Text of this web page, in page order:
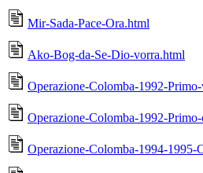
Mir-Sada-Pace-Ora.html
Ako-Bog-da-Se-Dio-vorra.html
Operazione-Colomba-1992-
Operazione-Colomba-1992-
Operazione-Colomba-1994-1995-